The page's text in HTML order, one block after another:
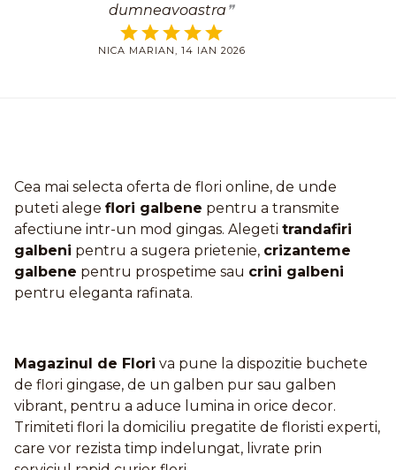
dumneavoastra
NICA MARIAN, 14 IAN 2026
Cea mai selecta oferta de flori online, de unde
puteti alege flori galbene pentru a transmite
afectiune intr-un mod gingas. Alegeti trandafiri
galbeni pentru a sugera prietenie, crizanteme
galbene pentru prospetime sau crini galbeni
pentru eleganta rafinata.
Magazinul de Flori va pune la dispozitie buchete
de flori gingase, de un galben pur sau galben
vibrant, pentru a aduce lumina in orice decor.
Trimiteti flori la domiciliu pregatite de floristi experti,
care vor rezista timp indelungat, livrate prin